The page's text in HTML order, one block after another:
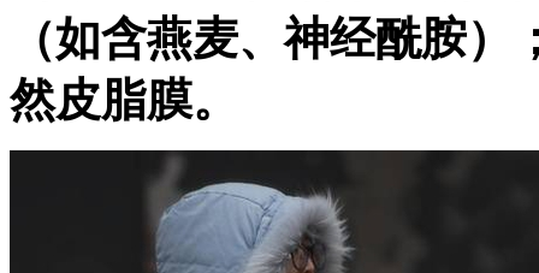
（如含燕麦、神经酰胺
然皮脂膜。